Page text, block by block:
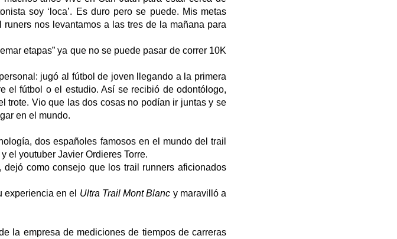
soy ‘loca’. Es duro pero se puede. Mis metas
nos levantamos a las tres de la mañana para
etapas” ya que no se puede pasar de correr 10K
jugó al fútbol de joven llegando a la primera
el fútbol o el estudio. Así se recibió de odontólogo,
trote. Vio que las dos cosas no podían ir juntas y se
en el mundo.
dos españoles famosos en el mundo del trail
y el youtuber Javier Ordieres Torre.
como consejo que los trail runners aficionados
experiencia en el Ultra Trail Mont Blanc y maravilló a
la empresa de mediciones de tiempos de carreras